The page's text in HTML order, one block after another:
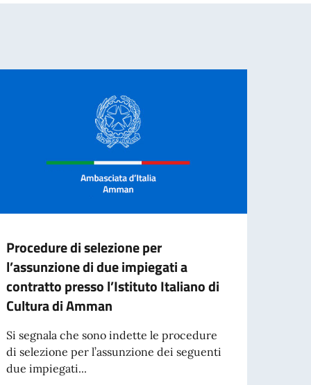
Procedure di selezione per
l’assunzione di due impiegati a
contratto presso l’Istituto Italiano di
Cultura di Amman
Si segnala che sono indette le procedure
di selezione per l’assunzione dei seguenti
due impiegati...